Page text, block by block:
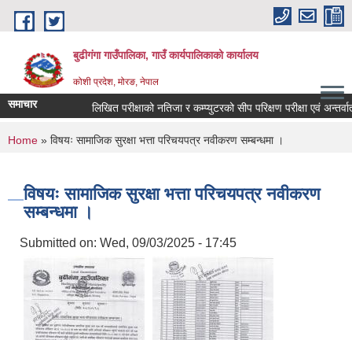
Skip to main content
बुढीगंगा गाउँपालिका, गाउँ कार्यपालिकाको कार्यालय
कोशी प्रदेश, मोरङ, नेपाल
समाचार लिखित परीक्षाको नतिजा र कम्प्युटरको सीप परिक्षण परीक्षा एवं
You are here
Home » विषयः सामाजिक सुरक्षा भत्ता परिचयपत्र नवीकरण सम्बन्धमा ।
विषयः सामाजिक सुरक्षा भत्ता परिचयपत्र नवीकरण
सम्बन्धमा ।
Submitted on: Wed, 09/03/2025 - 17:45